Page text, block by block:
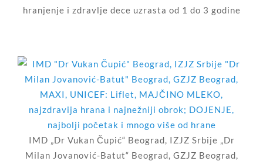
hranjenje i zdravlje dece uzrasta od 1 do 3 godine
IMD „Dr Vukan Čupić“ Beograd, IZJZ Srbije „Dr
Milan Jovanović-Batut“ Beograd, GZJZ Beograd,